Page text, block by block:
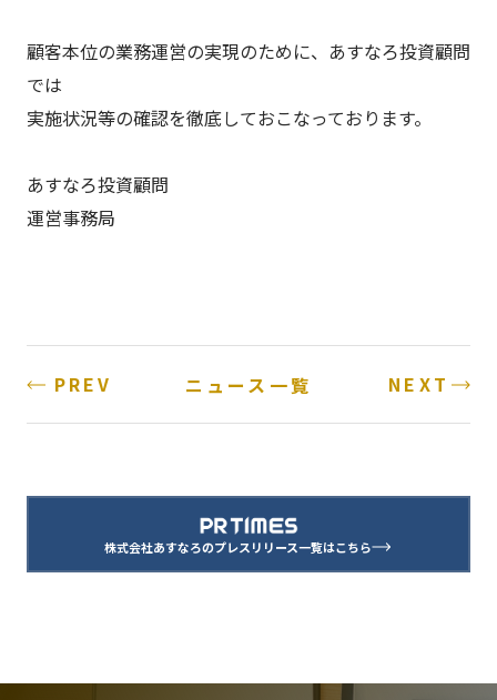
顧客本位の業務運営の実現のために、あすなろ投資顧問
では
実施状況等の確認を徹底しておこなっております。
あすなろ投資顧問
運営事務局
PREV NEXT
ニュース一覧
株式会社あすなろのプレスリリース一覧はこちら